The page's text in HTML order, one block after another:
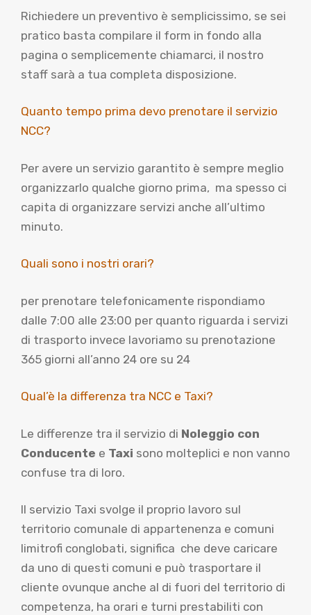
Richiedere un preventivo è semplicissimo, se sei
pratico basta compilare il form in fondo alla
pagina o semplicemente chiamarci, il nostro
staff sarà a tua completa disposizione.
Quanto tempo prima devo prenotare il servizio
NCC?
Per avere un servizio garantito è sempre meglio
organizzarlo qualche giorno prima, ma spesso ci
capita di organizzare servizi anche all’ultimo
minuto.
Quali sono i nostri orari?
per prenotare telefonicamente rispondiamo
dalle 7:00 alle 23:00 per quanto riguarda i servizi
di trasporto invece lavoriamo su prenotazione
365 giorni all’anno 24 ore su 24
Qual’è la differenza tra NCC e Taxi?
Le differenze tra il servizio di Noleggio con
Conducente e Taxi sono molteplici e non vanno
confuse tra di loro.
Il servizio Taxi svolge il proprio lavoro sul
territorio comunale di appartenenza e comuni
limitrofi conglobati, significa che deve caricare
da uno di questi comuni e può trasportare il
cliente ovunque anche al di fuori del territorio di
competenza, ha orari e turni prestabiliti con